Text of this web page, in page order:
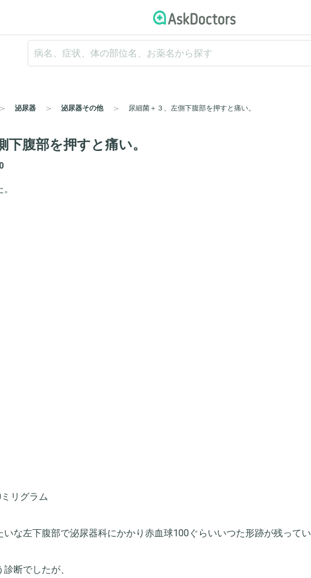
泌尿器 泌尿器その他 尿細菌＋３、左側下腹部を押すと痛い。
下腹部を押すと痛い。
リグラム
いな左下腹部で泌尿器科にかかり赤血球100ぐらいいつた形跡が残ってい
断でしたが、